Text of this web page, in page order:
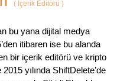
(İçerik Editörü )
bu yana dijital medya
itibaren ise bu alanda
bir içerik editörü ve kripto
yılında ShiftDelete’de